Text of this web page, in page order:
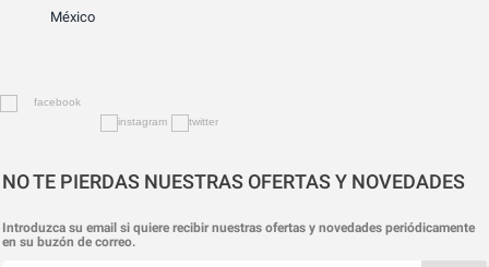
México
NO TE PIERDAS NUESTRAS OFERTAS Y NOVEDADES
Introduzca su email si quiere recibir nuestras ofertas y novedades periódicamente
en su buzón de correo.